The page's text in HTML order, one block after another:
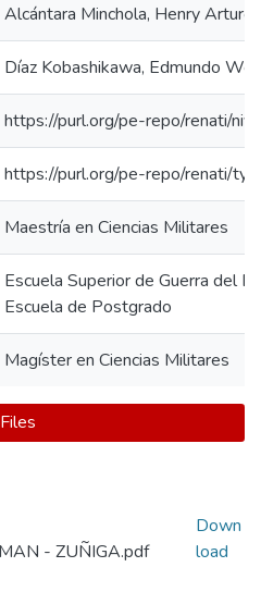
Alcántara Minchola, Henry Arturo
Díaz Kobashikawa, Edmundo
https://purl.org/pe-repo/renati/
https://purl.org/pe-repo/renati/
Maestría en Ciencias Militares
Escuela Superior de Guerra del
Escuela de Postgrado
Magíster en Ciencias Militares
Files
- ZUÑIGA.pdf
Down
load